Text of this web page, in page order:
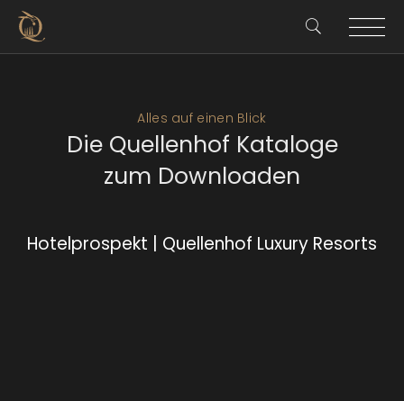
Die Quellenhof Kataloge
zum Downloaden
Alles auf einen Blick
Hotelprospekt | Quellenhof Luxury Resorts